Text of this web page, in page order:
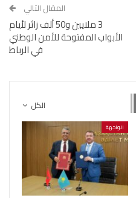
المقال التالي
3 ملايين و50 ألف زائر لأيام
الأبواب المفتوحة للأمن الوطني
في الرباط
الكل
الواجهة